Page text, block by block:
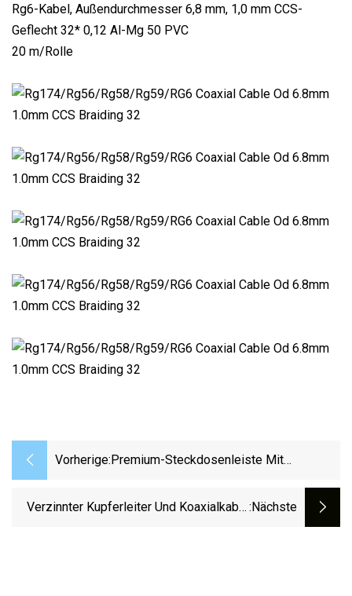
Rg6-Kabel, Außendurchmesser 6,8 mm, 1,0 mm CCS-
Geflecht 32* 0,12 Al-Mg 50 PVC
20 m/Rolle
Vorherige: Premium-Steckdosenleiste Mit
Anschlüssen
Verzinnter Kupferleiter Und Koaxialkabel :nächste